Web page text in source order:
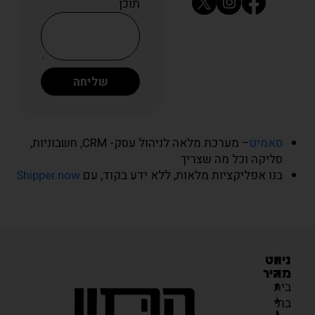
תוכן
שליחה
סאמיט
– מערכת מלאה לניהול עסק- CRM, חשבוניות,
סליקה וכל מה שצריך
בנו אפליקציות מלאות, ללא ידע בקוד, עםShipper.now
ניווט
מהיר
בית
בתי
קבלו
עדכונים
על
כל